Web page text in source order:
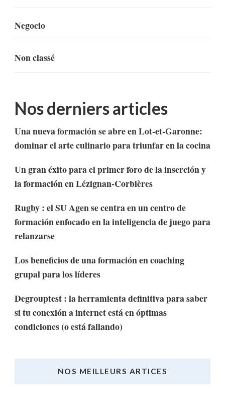
Negocio
Non classé
Nos derniers articles
Una nueva formación se abre en Lot-et-Garonne:
dominar el arte culinario para triunfar en la cocina
Un gran éxito para el primer foro de la inserción y
la formación en Lézignan-Corbières
Rugby : el SU Agen se centra en un centro de
formación enfocado en la inteligencia de juego para
relanzarse
Los beneficios de una formación en coaching
grupal para los líderes
Degrouptest : la herramienta definitiva para saber
si tu conexión a internet está en óptimas
condiciones (o está fallando)
NOS MEILLEURS ARTICES